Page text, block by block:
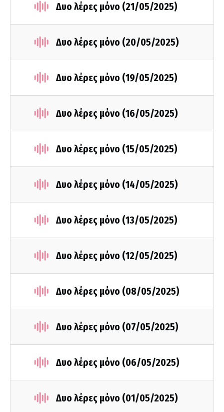
Δυο λέρες μόνο (21/05/2025)
Δυο λέρες μόνο (20/05/2025)
Δυο λέρες μόνο (19/05/2025)
Δυο λέρες μόνο (16/05/2025)
Δυο λέρες μόνο (15/05/2025)
Δυο λέρες μόνο (14/05/2025)
Δυο λέρες μόνο (13/05/2025)
Δυο λέρες μόνο (12/05/2025)
Δυο λέρες μόνο (08/05/2025)
Δυο λέρες μόνο (07/05/2025)
Δυο λέρες μόνο (06/05/2025)
Δυο λέρες μόνο (01/05/2025)